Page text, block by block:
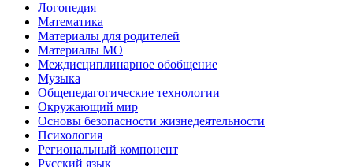
Логопедия
Математика
Материалы для родителей
Материалы МО
Междисциплинарное обобщение
Музыка
Общепедагогические технологии
Окружающий мир
Основы безопасности жизнедеятельности
Психология
Региональный компонент
Русский язык